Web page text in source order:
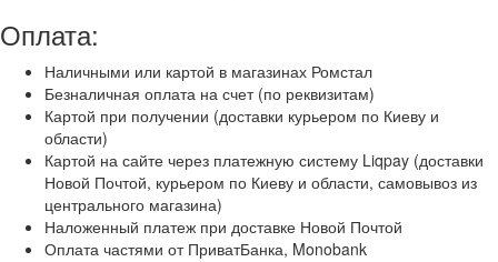
Оплата:
Наличными или картой в магазинах Ромстал
Безналичная оплата на счет (по реквизитам)
Картой при получении (доставки курьером по Киеву и
области)
Картой на сайте через платежную систему Liqpay (доставки
Новой Почтой, курьером по Киеву и области, самовывоз из
центрального магазина)
Наложенный платеж при доставке Новой Почтой
Оплата частями от ПриватБанка, Monobank